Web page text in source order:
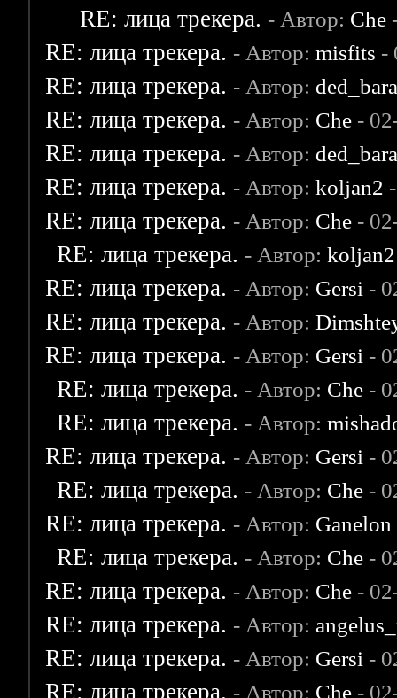
RE: лица трекера. - Автор: Che
RE: лица трекера. - Автор:misfits -
RE: лица трекера. - Автор:
RE: лица трекера. - Автор: Che -
RE: лица трекера. - Автор:
RE: лица трекера. - Автор:koljan2
RE: лица трекера. - Автор: Che -
RE: лица трекера. - Автор:koljan2
RE: лица трекера. - Автор: Gersi -
RE: лица трекера. - Автор:
RE: лица трекера. - Автор: Gersi -
RE: лица трекера. - Автор: Che -
RE: лица трекера. - Автор:
RE: лица трекера. - Автор: Gersi -
RE: лица трекера. - Автор: Che -
RE: лица трекера. - Автор: Ganelon
RE: лица трекера. - Автор: Che -
RE: лица трекера. - Автор: Che -
RE: лица трекера. - Автор:
RE: лица трекера. - Автор: Gersi -
RE: лица трекера. - Автор: Che -